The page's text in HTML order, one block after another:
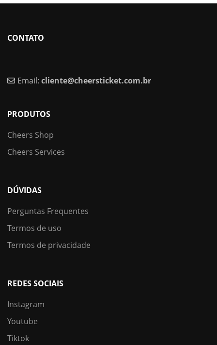
CONTATO
Email: cliente@cheersticket.com.br
PRODUTOS
Cheers Shop
Cheers Services
DÚVIDAS
Perguntas Frequentes
Termos de uso
Termos de privacidade
REDES SOCIAIS
Instagram
Youtube
Tiktok